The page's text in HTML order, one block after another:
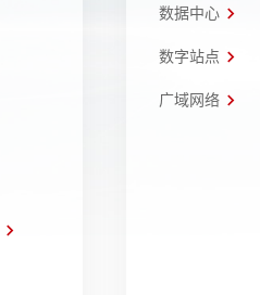
数据中心
数字站点
广域网络